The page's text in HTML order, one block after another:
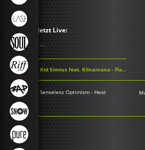
Jetzt Live:
...
Kid Simius feat. Kilnamana - Flashback
Senseless Optimism - Heat